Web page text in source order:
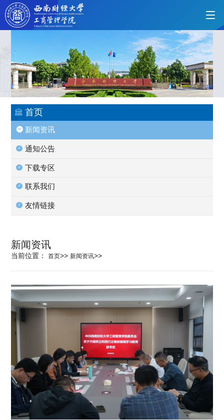
首页
交流合作
百年校庆
首页
新闻资讯
通知公告
下载专区
联系我们
友情链接
新闻资讯
当前位置：首页>> 新闻资讯>>